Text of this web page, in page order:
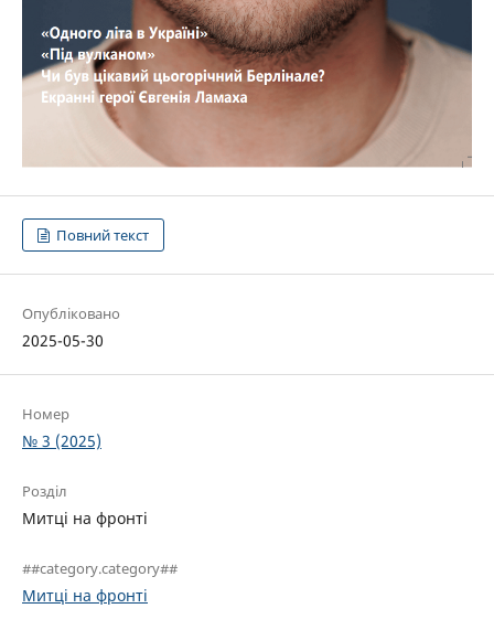
Повний текст
Опубліковано
2025-05-30
Номер
№ 3 (2025)
Розділ
Митці на фронті
##category.category##
Митці на фронті